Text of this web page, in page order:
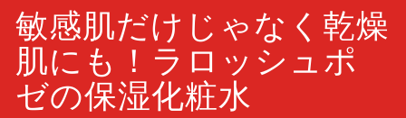
敏感肌だけじゃなく乾燥
肌にも！ラロッシュポ
ゼの保湿化粧水